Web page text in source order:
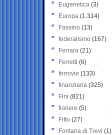
Eugenetica (3)
Europa (1.314)
Fassino (13)
federalismo (167)
Ferrara (21)
Ferretti (6)
ferrovie (133)
finanziaria (325)
Fini (821)
fioriere (5)
Fitto (27)
Fontana di Trevi (1)